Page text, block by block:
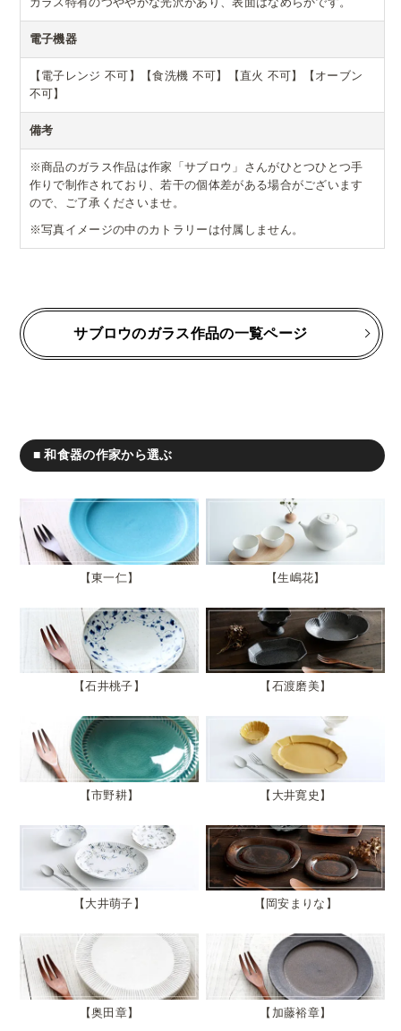
電子機器
【電子レンジ 不可】【食洗機 不可】【直火 不可】【オーブン
不可】
備考
※商品のガラス作品は作家「サブロウ」さんがひとつひとつ手
作りで制作されており、若干の個体差がある場合がございます
ので、ご了承くださいませ。
※写真イメージの中のカトラリーは付属しません。
サブロウのガラス作品の一覧ページ
■ 和食器の作家から選ぶ
東一仁 生嶋花
石井桃子 石渡磨美
市野耕 大井寛史
大井萌子 岡安まりな
奥田章 加藤裕章